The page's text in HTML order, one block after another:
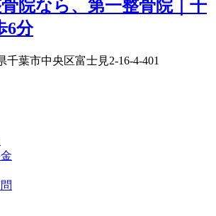
葉市中央区富士見2-16-4-401